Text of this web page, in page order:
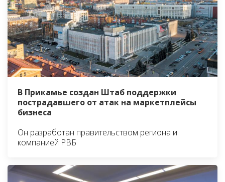
В Прикамье создан Штаб поддержки
пострадавшего от атак на маркетплейсы
бизнеса
Он разработан правительством региона и
компанией РВБ